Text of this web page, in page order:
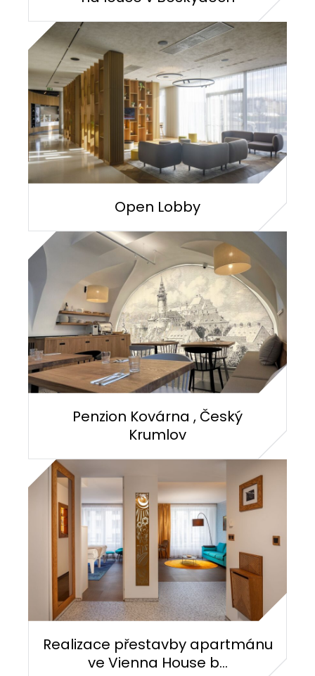
Open Lobby
Penzion Kovárna , Český
Krumlov
Realizace přestavby apartmánu
ve Vienna House b...